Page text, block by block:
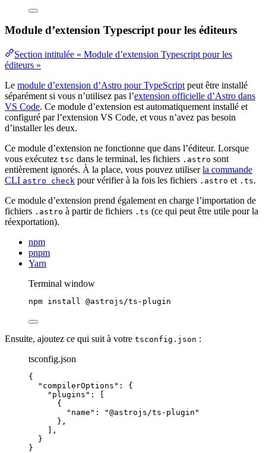
Module d’extension Typescript pour les éditeurs
Section intitulée « Module d’extension Typescript pour les
éditeurs »
Le module d’extension d’Astro pour TypeScript peut être installé
séparément si vous n’utilisez pas l’extension officielle d’Astro dans
VS Code. Ce module d’extension est automatiquement installé et
configuré par l’extension VS Code, et vous n’avez pas besoin
d’installer les deux.
Ce module d’extension ne fonctionne que dans l’éditeur. Lorsque
vous exécutez tsc dans le terminal, les fichiers .astro sont
entièrement ignorés. À la place, vous pouvez utiliserla commande
CLI astro check pour vérifier à la fois les fichiers .astro et .ts.
Ce module d’extension prend également en charge l’importation de
fichiers .astro à partir de fichiers .ts (ce qui peut être utile pour la
réexportation).
npm
pnpm
Yarn
Terminal window
npm install @astrojs/ts-plugin
Ensuite, ajoutez ce qui suit à votre tsconfig.json :
tsconfig.json
{
"compilerOptions" : {
"plugins" : [
{
"name" : "@astrojs/ts-plugin "
},
],
}
}